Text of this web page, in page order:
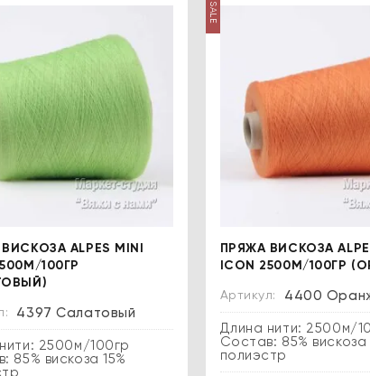
ALPES MINI
100ГР
4397 Салатовый
2500м/100гр
85% вискоза 15%
SALE
ПРЯЖА ВИСКОЗА
ICON 2500М/100ГР
Артикул: 4400
Длина нити: 2500м/
Состав: 85% вискоза
полиэстр